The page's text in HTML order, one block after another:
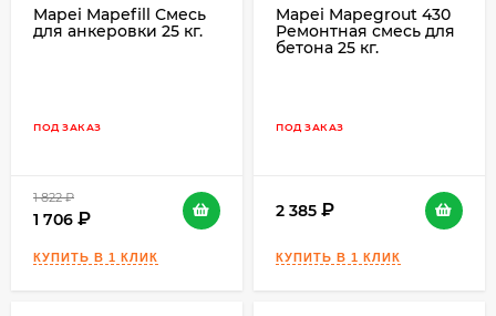
Mapei Mapefill Смесь
для анкеровки 25 кг.
ПОД ЗАКАЗ
1 822
1 706
Mapei Mapegrout 430
Ремонтная смесь для
бетона 25 кг.
ПОД ЗАКАЗ
2 385